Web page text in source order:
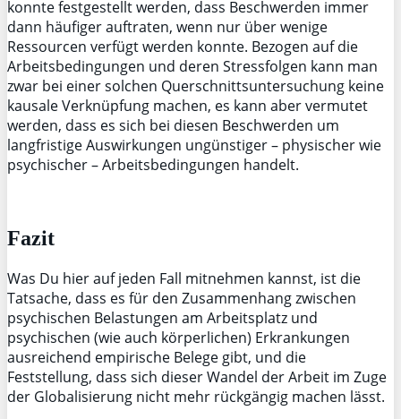
konnte festgestellt werden, dass Beschwerden immer
dann häufiger auftraten, wenn nur über wenige
Ressourcen verfügt werden konnte. Bezogen auf die
Arbeitsbedingungen und deren Stressfolgen kann man
zwar bei einer solchen Querschnittsuntersuchung keine
kausale Verknüpfung machen, es kann aber vermutet
werden, dass es sich bei diesen Beschwerden um
langfristige Auswirkungen ungünstiger – physischer wie
psychischer – Arbeitsbedingungen handelt.
Fazit
Was Du hier auf jeden Fall mitnehmen kannst, ist die
Tatsache, dass es für den Zusammenhang zwischen
psychischen Belastungen am Arbeitsplatz und
psychischen (wie auch körperlichen) Erkrankungen
ausreichend empirische Belege gibt, und die
Feststellung, dass sich dieser Wandel der Arbeit im Zuge
der Globalisierung nicht mehr rückgängig machen lässt.